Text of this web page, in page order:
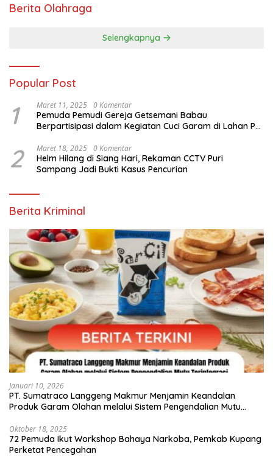
Berita Olahraga
Selengkapnya
Popular Post
1 Maret 11, 2025 0 Komentar
Pemuda Pemudi Gereja Getsemani Babau
Berpartisipasi dalam Kegiatan Cuci Garam di Lahan PT.
Kegiatan Paskah
2 Maret 18, 2025 0 Komentar
Helm Hilang di Siang Hari, Rekaman CCTV Puri
Sampang Jadi Bukti Kasus Pencurian
Berita Kriminal
Januari 10, 2026
PT. Sumatraco Langgeng Makmur Menjamin Keandalan
Produk Garam Olahan melalui Sistem Pengendalian Mutu
Oktober 18, 2025
72 Pemuda Ikut Workshop Bahaya Narkoba, Pemkab Kupang
Perketat Pencegahan